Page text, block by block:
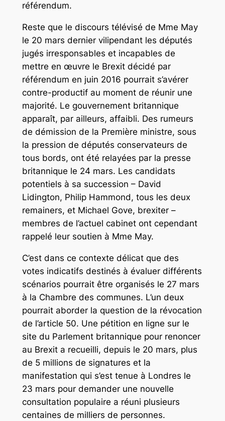
référendum.
Reste que le discours télévisé de Mme May
le 20 mars dernier vilipendant les députés
jugés irresponsables et incapables de
mettre en œuvre le Brexit décidé par
référendum en juin 2016 pourrait s’avérer
contre-productif au moment de réunir une
majorité. Le gouvernement britannique
apparaît, par ailleurs, affaibli. Des rumeurs
de démission de la Première ministre, sous
la pression de députés conservateurs de
tous bords, ont été relayées par la presse
britannique le 24 mars. Les candidats
potentiels à sa succession – David
Lidington, Philip Hammond, tous les deux
remainers, et Michael Gove, brexiter–
membres de l’actuel cabinet ont cependant
rappelé leur soutien à Mme May.
C’est dans ce contexte délicat que des
votes indicatifs destinés à évaluer différents
scénarios pourrait être organisés le 27 mars
à la Chambre des communes. L’un deux
pourrait aborder la question de la révocation
de l’article 50. Une pétition en ligne sur le
site du Parlement britannique pour renoncer
au Brexit a recueilli, depuis le 20 mars, plus
de 5 millions de signatures et la
manifestation qui s’est tenue à Londres le
23 mars pour demander une nouvelle
consultation populaire a réuni plusieurs
centaines de milliers de personnes.